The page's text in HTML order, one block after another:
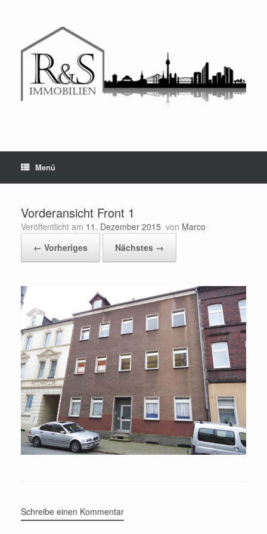
Menü
Vorderansicht Front 1
Veröffentlicht am 11. Dezember 2015 von Marco
← Vorheriges
Nächstes →
Schreibe einen Kommentar